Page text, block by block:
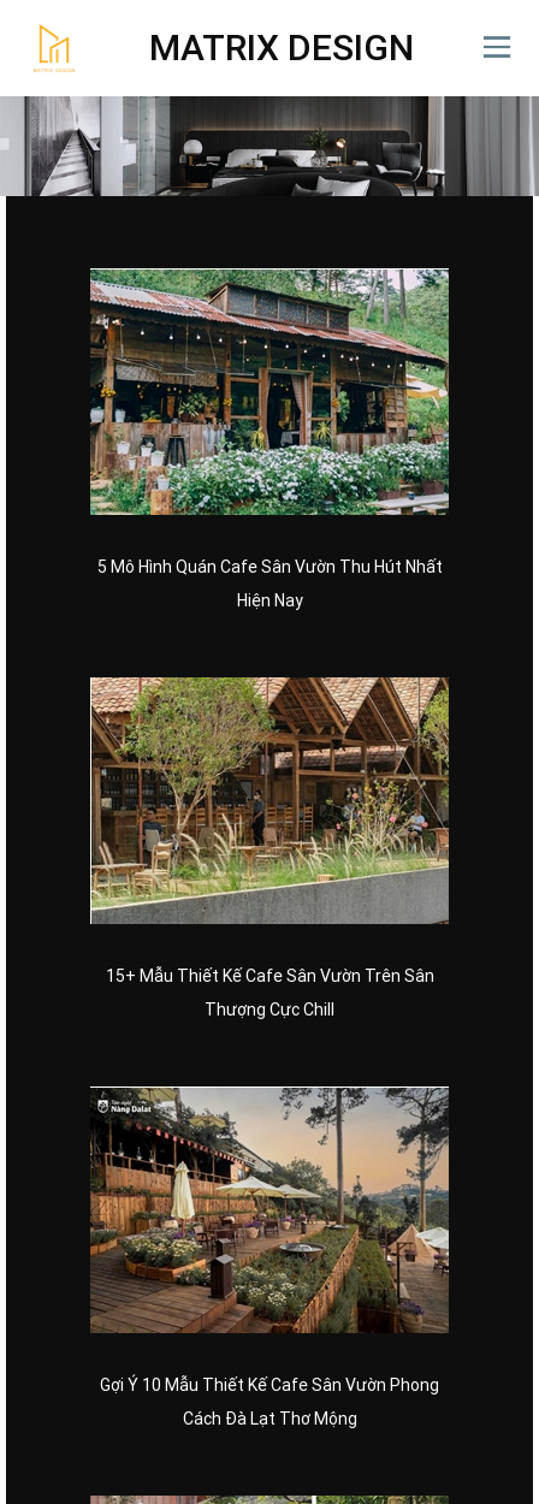
MATRIX DESIGN
5 Mô Hình Quán Cafe Sân Vườn Thu Hút Nhất
Hiện Nay
15+ Mẫu Thiết Kế Cafe Sân Vườn Trên Sân
Thượng Cực Chill
Gợi Ý 10 Mẫu Thiết Kế Cafe Sân Vườn Phong
Cách Đà Lạt Thơ Mộng